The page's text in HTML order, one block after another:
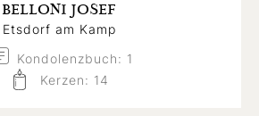
BELLONI JOSEF
Etsdorf am Kamp
Kondolenzbuch: 1
Kerzen: 14